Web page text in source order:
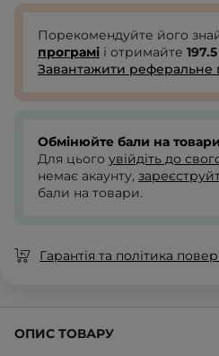
Порекомендуйте його
програмі і отримайте 197.5
Завантажити реферальне
Обмінюйте бали на
Для цього увійдіть до
немає акаунту,
бали на товари.
Гарантія та політика
ОПИС ТОВАРУ